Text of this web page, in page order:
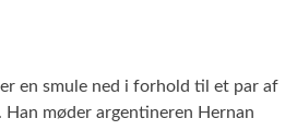
en smule ned i forhold til et par af
Han møder argentineren Hernan